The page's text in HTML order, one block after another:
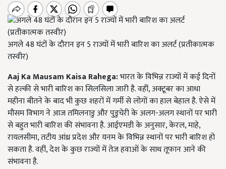
अगले 48 घंटों के दौरान इन 5 राज्यों में भारी बारिश का अलर्ट (प्रतीकात्मक
तस्वीर)
Aaj Ka Mausam Kaisa Rahega:भारत के विभिन्न राज्यों में कई दिनों
से हल्की से भारी बारिश का सिलसिला जारी है. वहीं, अक्टूबर का आधा
महीना बीतने के बाद भी कुछ शहरों में गर्मी से लोगों का हाल बेहाल है. ऐसे में
मौसम विभाग ने आज तमिलनाडु और पुडुचेरी के अलग-अलग स्थानों पर भारी
से बहुत भारी बारिश की संभावना है. आईएमडी के अनुसार, केरल, माहे,
रायलसीमा, तटीय आंध्र प्रदेश और यनम के विभिन्न स्थानों पर भारी बारिश हो
सकता है. वहीं, देश के कुछ राज्यों में तेज हवाओं के साथ तूफान आने की
संभावना है.